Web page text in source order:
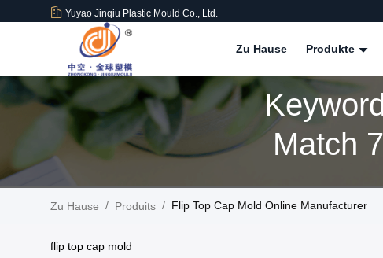
Yuyao Jinqiu Plastic Mould Co., Ltd.
Zu Hause Produkte
Match
Zu Hause / Produits / Flip Top Cap Mold Online Manufacturer
flip top cap mold